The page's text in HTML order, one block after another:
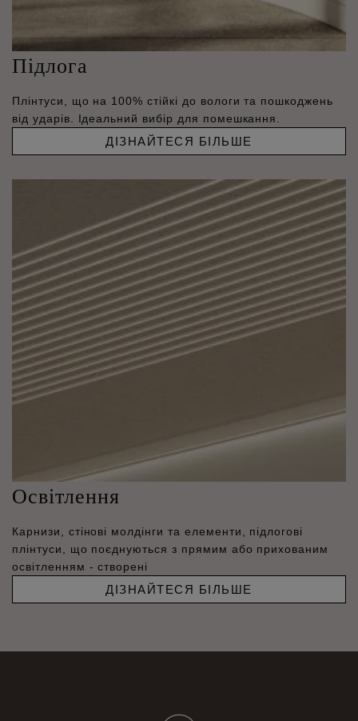
Підлога
Плінтуси, що на 100% стійкі до вологи та пошкоджень
від ударів. Ідеальний вибір для помешкання.
ДІЗНАЙТЕСЯ БІЛЬШЕ
Освітлення
Карнизи, стінові молдінги та елементи, підлогові
плінтуси, що поєднуються з прямим або прихованим
освітленням - створені
ДІЗНАЙТЕСЯ БІЛЬШЕ